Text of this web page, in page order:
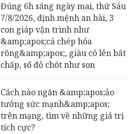
Đúng 6h sáng ngày mai, thứ Sáu
7/8/2026, định mệnh an bài, 3
con giáp vận trình như
&amp;apos;cá chép hóa
rồng&amp;apos;, giàu có lên bất
chấp, số đỏ chót như son
Cách nào ngăn &amp;apos;ảo
tưởng sức mạnh&amp;apos;
trên mạng, tìm về những giá trị
tích cực?